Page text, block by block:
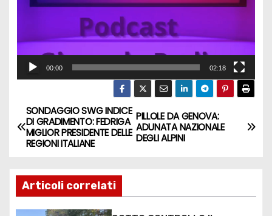
00:00 02:18
PILLOLE DA GENOVA:
ADUNATA NAZIONALE
DEGLI ALPINI
SONDAGGIO SWG INDICE
DI GRADIMENTO: FEDRIGA
MIGLIOR PRESIDENTE DELLE
REGIONI ITALIANE
Articoli correlati